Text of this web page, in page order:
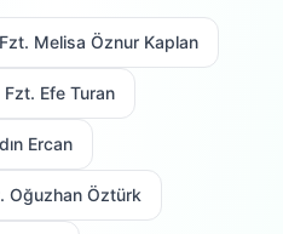
Fzt. Melisa Öznur Kaplan
Fzt. Efe Turan
Ercan
Oğuzhan Öztürk